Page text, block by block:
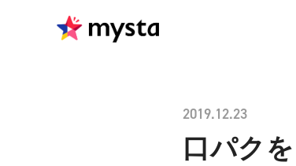
2019.12.23
口パク